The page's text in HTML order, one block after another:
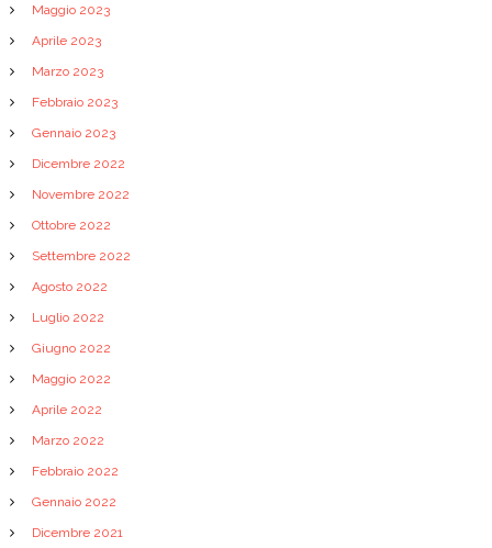
Maggio 2023
Aprile 2023
Marzo 2023
Febbraio 2023
Gennaio 2023
Dicembre 2022
Novembre 2022
Ottobre 2022
Settembre 2022
Agosto 2022
Luglio 2022
Giugno 2022
Maggio 2022
Aprile 2022
Marzo 2022
Febbraio 2022
Gennaio 2022
Dicembre 2021